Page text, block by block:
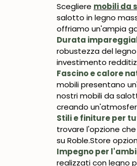
Scegliere mobili da
salotto in legno
offriamo un'ampia
Durata
robustezza del
investimento
Fascino e calore
mobili presentano
nostrimobili da
creando
Stili e finiture per
trovare l'opzione
su Roble.Store
Impegno per
realizzati con legno